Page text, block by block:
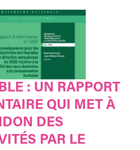
: UN RAPPORT
QUI MET À
DES
PAR LE